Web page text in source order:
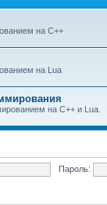
на С++
на Lua
на C++ и Lua.
Пароль: